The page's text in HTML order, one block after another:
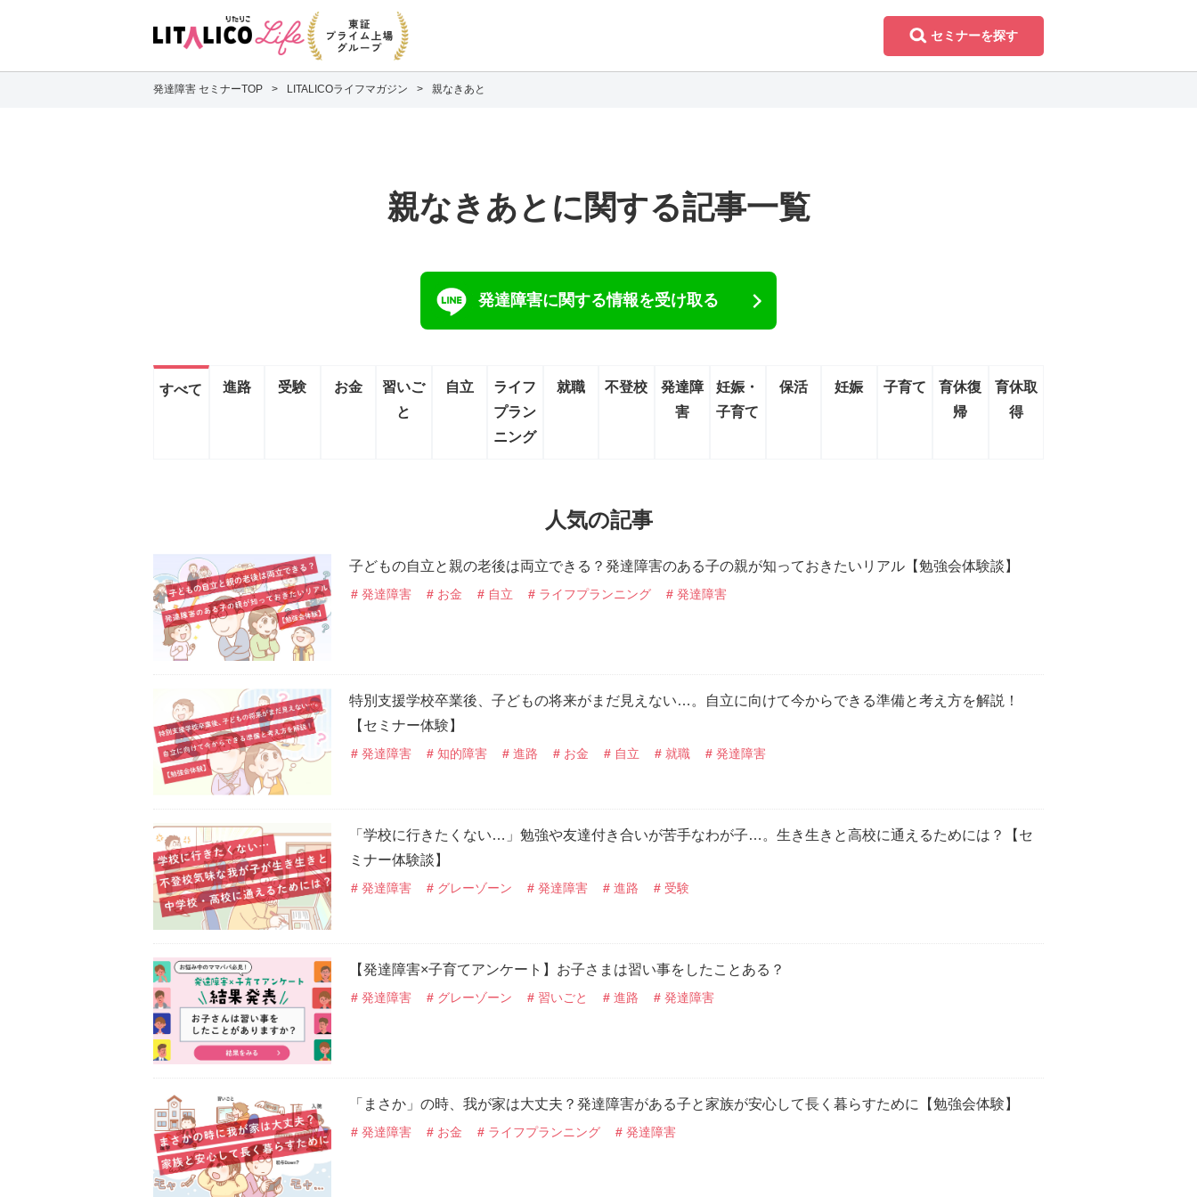
セミナーを探す
発達障害 セミナーTOP LITALICOライフマガジン 親なきあと
親なきあとに関する記事一覧
発達障害に関する情報を受け取る
すべて 進路 受験 お金
習いご
と
自立
ライフ
プラン
ニング
就職 不登校
発達障
害
妊娠・
子育て
保活 妊娠 子育て
育休復
帰
育休取
得
人気の記事
子どもの自立と親の老後は両立できる？発達障害のある子の親が知っておきたいリアル【勉強会体験談】
発達障害 お金 自立 ライフプランニング 発達障害
特別支援学校卒業後、子どもの将来がまだ見えない…。自立に向けて今からできる準備と考え方を解説！
【セミナー体験】
発達障害 知的障害 進路 お金 自立 就職 発達障害
「学校に行きたくない…」勉強や友達付き合いが苦手なわが子…。生き生きと高校に通えるためには？【セ
ミナー体験談】
発達障害 グレーゾーン 発達障害 進路 受験
【発達障害×子育てアンケート】お子さまは習い事をしたことある？
発達障害 グレーゾーン 習いごと 進路 発達障害
「まさか」の時、我が家は大丈夫？発達障害がある子と家族が安心して長く暮らすために【勉強会体験】
発達障害 お金 ライフプランニング 発達障害